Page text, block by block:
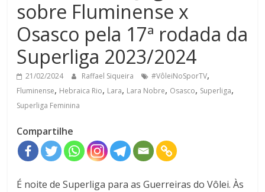
sobre Fluminense x
Osasco pela 17ª rodada da
Superliga 2023/2024
21/02/2024 Raffael Siqueira #VôleiNoSporTV,
Fluminense, Hebraica Rio, Lara, Lara Nobre, Osasco, Superliga,
Superliga Feminina
Compartilhe
É noite de Superliga para as Guerreiras do Vôlei. Às